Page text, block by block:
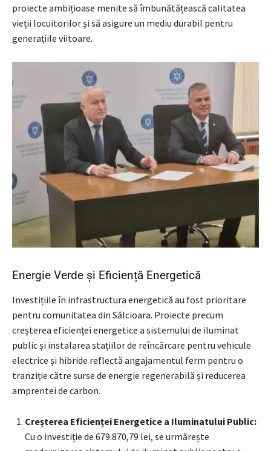
proiecte ambițioase menite să îmbunătățească calitatea
vieții locuitorilor și să asigure un mediu durabil pentru
generațiile viitoare.
Energie Verde și Eficiență Energetică
Investițiile în infrastructura energetică au fost prioritare
pentru comunitatea din Sălcioara. Proiecte precum
creșterea eficienței energetice a sistemului de iluminat
public și instalarea stațiilor de reîncărcare pentru vehicule
electrice și hibride reflectă angajamentul ferm pentru o
tranziție către surse de energie regenerabilă și reducerea
amprentei de carbon.
Creșterea Eficienței Energetice a Iluminatului Public:
Cu o investiție de 679.870,79 lei, se urmărește